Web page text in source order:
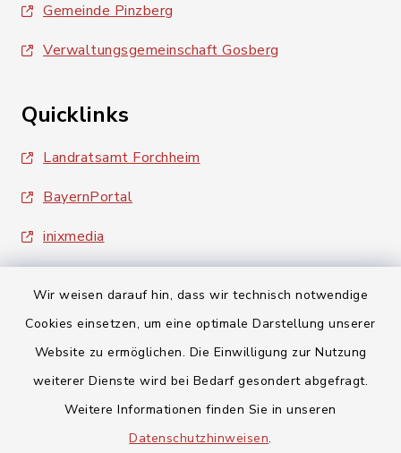
Wir weisen darauf hin, dass wir technisch notwendige
Cookies einsetzen, um eine optimale Darstellung unserer
Website zu ermöglichen. Die Einwilligung zur Nutzung
weiterer Dienste wird bei Bedarf gesondert abgefragt.
Weitere Informationen finden Sie in unseren
Datenschutzhinweisen.
Gemeinde Pinzberg
Verwaltungsgemeinschaft Gosberg
Quicklinks
Landratsamt Forchheim
BayernPortal
inixmedia
Barrierefreiheit